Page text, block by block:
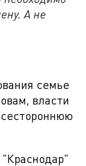
А не
семье
власти